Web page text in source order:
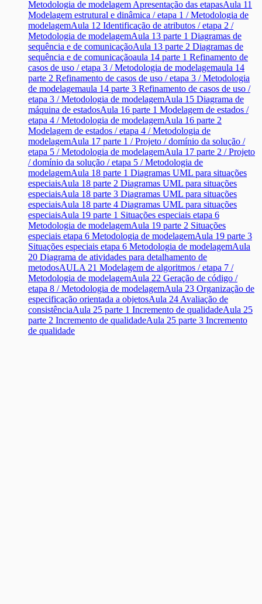
Metodologia de modelagem Apresentação das etapasAula 11
Modelagem estrutural e dinâmica / etapa 1 / Metodologia de
modelagemAula 12 Identificação de atributos / etapa 2 /
Metodologia de modelagemAula 13 parte 1 Diagramas de
sequência e de comunicaçãoAula 13 parte 2 Diagramas de
sequência e de comunicaçãoaula 14 parte 1 Refinamento de
casos de uso / etapa 3 / Metodologia de modelagemaula 14
parte 2 Refinamento de casos de uso / etapa 3 / Metodologia
de modelagemaula 14 parte 3 Refinamento de casos de uso /
etapa 3 / Metodologia de modelagemAula 15 Diagrama de
máquina de estadosAula 16 parte 1 Modelagem de estados /
etapa 4 / Metodologia de modelagemAula 16 parte 2
Modelagem de estados / etapa 4 / Metodologia de
modelagemAula 17 parte 1 / Projeto / domínio da solução /
etapa 5 / Metodologia de modelagemAula 17 parte 2 / Projeto
/ domínio da solução / etapa 5 / Metodologia de
modelagemAula 18 parte 1 Diagramas UML para situações
especiaisAula 18 parte 2 Diagramas UML para situações
especiaisAula 18 parte 3 Diagramas UML para situações
especiaisAula 18 parte 4 Diagramas UML para situações
especiaisAula 19 parte 1 Situações especiais etapa 6
Metodologia de modelagemAula 19 parte 2 Situações
especiais etapa 6 Metodologia de modelagemAula 19 parte 3
Situações especiais etapa 6 Metodologia de modelagemAula
20 Diagrama de atividades para detalhamento de
metodosAULA 21 Modelagem de algoritmos / etapa 7 /
Metodologia de modelagemAula 22 Geração de código /
etapa 8 / Metodologia de modelagemAula 23 Organização de
especificação orientada a objetosAula 24 Avaliação de
consistênciaAula 25 parte 1 Incremento de qualidadeAula 25
parte 2 Incremento de qualidadeAula 25 parte 3 Incremento
de qualidade